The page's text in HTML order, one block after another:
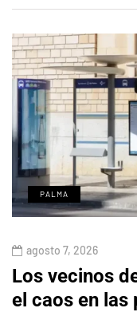
PALMA
agosto 7, 2026
Los vecinos
el caos en las